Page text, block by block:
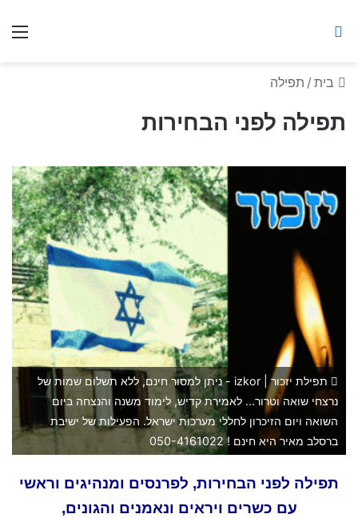
בית / תפילה
תפילה לפני הבחירות
תפילת יזכור | izkor - ניתן למסור חינם, ללא תשלום שמות של
נרצחי שואה וטרור... לאמירת קדיש, לימוד משנה והנצחה ביום
השואה ויום הזיכרון לחללי מערכות ישראל. הפעילות של ישיבת
ברסלב מאיר היא חינם ! 050-4161022
תפילה לפני הבחירות, לפרנסים ומנהיגים וראשי
עם כשרים ויראים ונאמנים והגונים,